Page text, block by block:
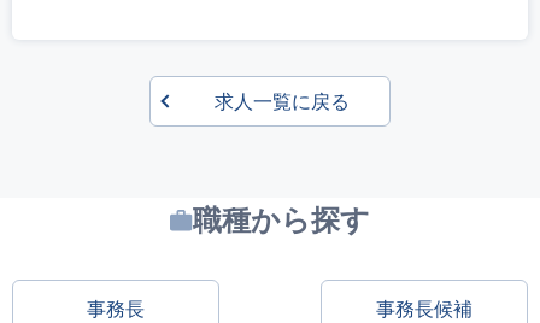
求人一覧に戻る
職種から探す
事務長 事務長候補